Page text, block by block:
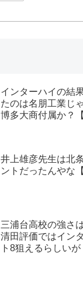
インターハイの結
たのは名朋工業じ
博多大商付属か？
井上雄彦先生は北
ントだったんやな
三浦台高校の強さ
清田評価ではイン
ト8狙えるらしいが